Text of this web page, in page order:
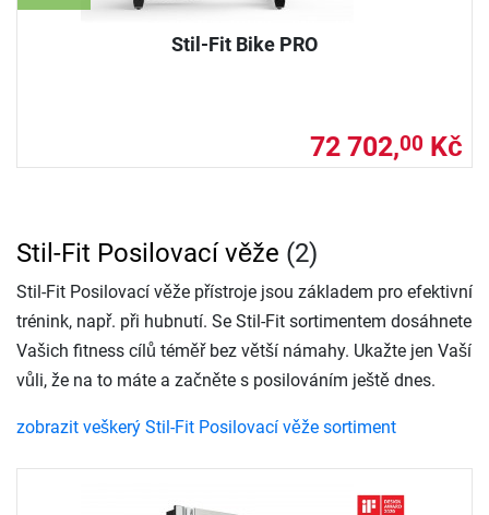
Stil-Fit Bike PRO
72 702,00 Kč
Stil-Fit Posilovací věže (2)
Stil-Fit Posilovací věže přístroje jsou základem pro efektivní
trénink, např. při hubnutí. Se Stil-Fit sortimentem dosáhnete
Vašich fitness cílů téměř bez větší námahy. Ukažte jen Vaší
vůli, že na to máte a začněte s posilováním ještě dnes.
zobrazit veškerý Stil-Fit Posilovací věže sortiment